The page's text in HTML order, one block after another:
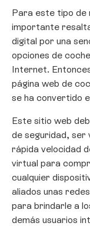
Para este tipo de
importante
digital por una
opciones de
Internet.
página web de
se ha convertido
Este sitio web
de seguridad, ser
rápida velocidad
virtual para
cualquier
aliados unas
para brindarle a
demás usuarios